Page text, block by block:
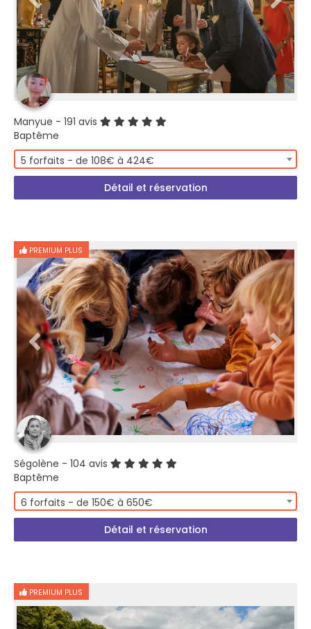
Manyue - 191 avis
Baptême
5 forfaits - de 108€ à 424€
Détail et réservation
PREMIUM PLUS
Ségolène - 104 avis
Baptême
6 forfaits - de 150€ à 650€
Détail et réservation
PREMIUM PLUS